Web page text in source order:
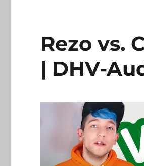
Rezo vs.
| DHV-